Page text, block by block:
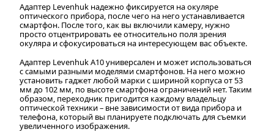
Адаптер Levenhuk надежно фиксируется на окуляре
оптического прибора, после чего на него устанавливается
смартфон. После того, как вы включили камеру, нужно
просто отцентрировать ее относительно поля зрения
окуляра и сфокусироваться на интересующем вас объекте.
Адаптер Levenhuk A10 универсален и может использоваться
с самыми разными моделями смартфонов. На него можно
установить гаджет любой марки с шириной корпуса от 53
мм до 102 мм, по высоте смартфона ограничений нет. Таким
образом, переходник пригодится каждому владельцу
оптической техники – вне зависимости от вида прибора и
телефона, который вы планируете подключать для съемки
увеличенного изображения.